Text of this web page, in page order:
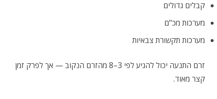
קבלים גדולים
מערכות מכ"ם
מערכות תקשורת צבאיות
זרם התנעה יכול להגיע לפי 3–8 מהזרם הנקוב — אך לפרק זמן
קצר מאוד.